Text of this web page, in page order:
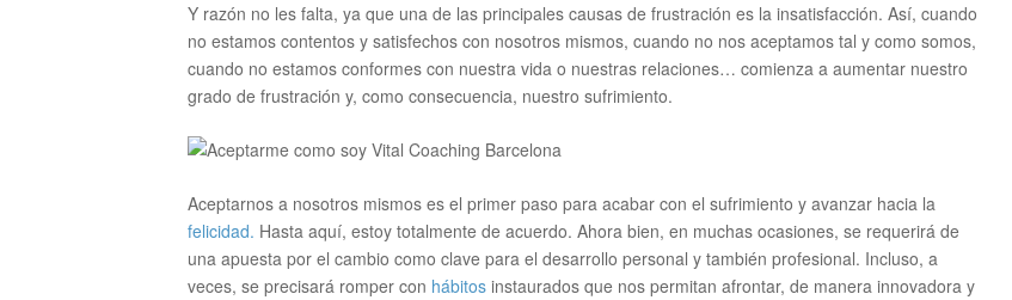
Y razón no les falta, ya que una de las principales causas de frustración es la insatisfacción. Así, cuando
no estamos contentos y satisfechos con nosotros mismos, cuando no nos aceptamos tal y como somos,
cuando no estamos conformes con nuestra vida o nuestras relaciones… comienza a aumentar nuestro
grado de frustración y, como consecuencia, nuestro sufrimiento.
Aceptarnos a nosotros mismos es el primer paso para acabar con el sufrimiento y avanzar hacia la
felicidad. Hasta aquí, estoy totalmente de acuerdo. Ahora bien, en muchas ocasiones, se requerirá de
una apuesta por el cambio como clave para el desarrollo personal y también profesional. Incluso, a
veces, se precisará romper con hábitos instaurados que nos permitan afrontar, de manera innovadora y